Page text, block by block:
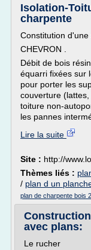
Isolation-
charpente
Constitution
CHEVRON .
Débit de bois
équarri fixées sur
pour porter les
couverture
toiture non-
les pannes
Lire la suite
Site : http://
Thèmes liés :
/ plan d un
plan de charpente bois
avec plans:
Le rucher